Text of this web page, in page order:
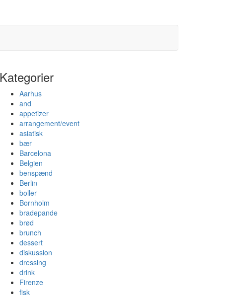
Kategorier
Aarhus
and
appetizer
arrangement/event
asiatisk
bær
Barcelona
Belgien
benspænd
Berlin
boller
Bornholm
bradepande
brød
brunch
dessert
diskussion
dressing
drink
Firenze
fisk